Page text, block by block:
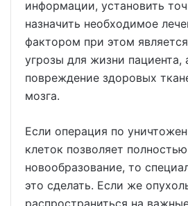
информации, установить
назначить необходимое
фактором при этом
угрозы для жизни пациента,
повреждение здоровых
мозга.
Если операция по
клеток позволяет
новообразование, то
это сделать. Если же
распространиться на